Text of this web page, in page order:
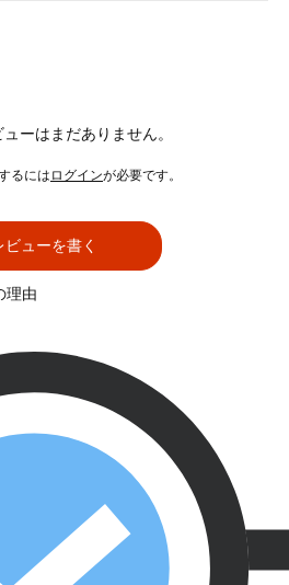
ーはまだありません。
るには ログインが必要です。
ビューを書く
理由